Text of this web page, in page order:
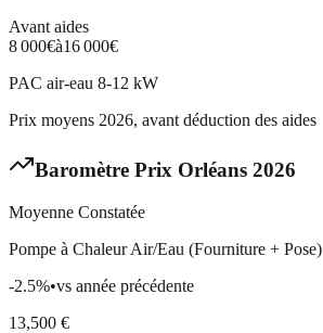
Avant aides
8 000€à16 000€
PAC air-eau 8-12 kW
Prix moyens 2026, avant déduction des aides
Baromètre Prix Orléans 2026
Moyenne Constatée
Pompe à Chaleur Air/Eau (Fourniture + Pose)
-2.5%•vs année précédente
13,500 €